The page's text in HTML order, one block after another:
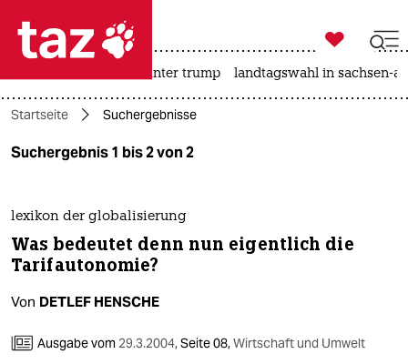
 taz zahl ich
taz zahl ich
themen
politik
öko
kultur

taz zahl ich
usa unter trump landtagswahl in sachsen-
Startseite Suchergebnisse
Suchergebnis 1 bis 2 von 2
lexikon der globalisierung
Was bedeutet denn nun eigentlich die
Tarifautonomie?
Von DETLEF HENSCHE
Ausgabe vom 29.3.2004,Seite 08,Wirtschaft und Umwelt